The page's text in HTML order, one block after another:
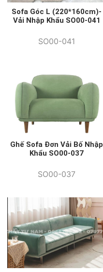
Sofa Góc L (220*160cm)-
Vải Nhập Khẩu SO00-041
SO00-041
Ghế Sofa Đơn Vải Bố Nhập
Khẩu SO00-037
SO00-037